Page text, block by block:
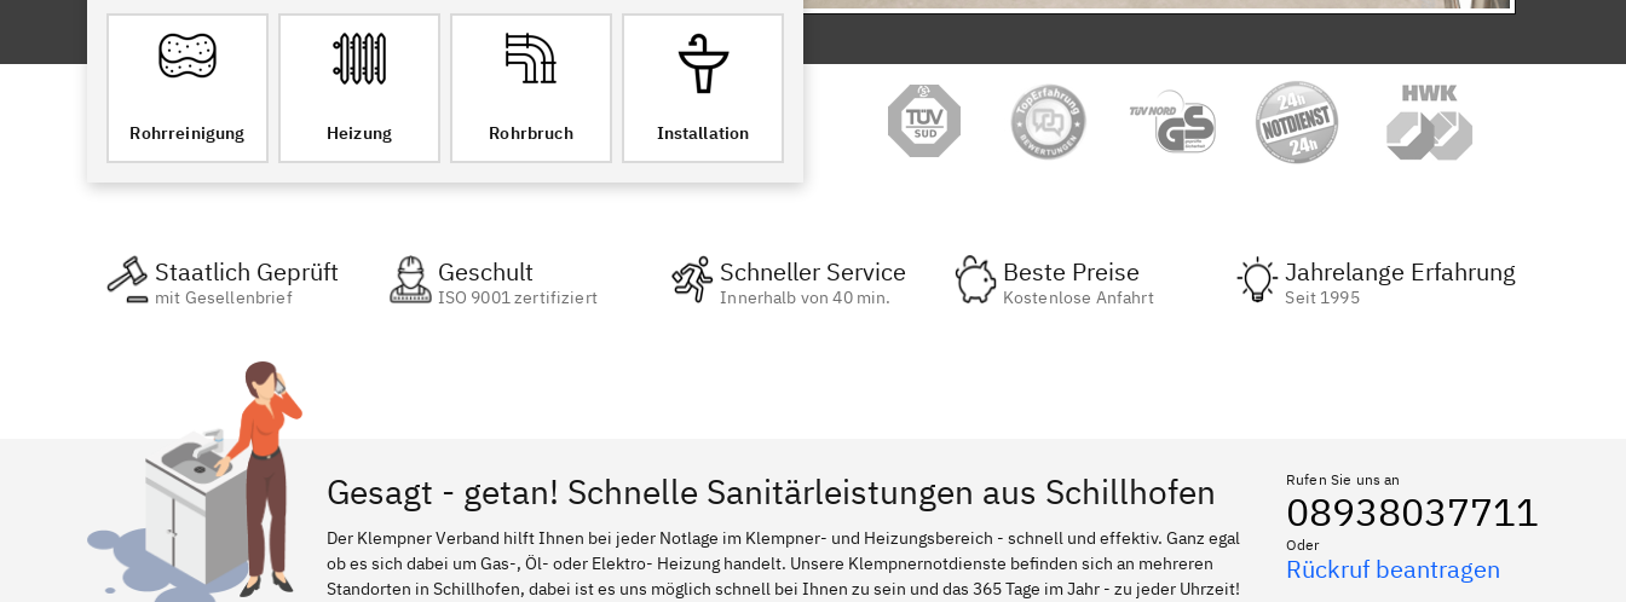
Rohrreinigung Heizung Rohrbruch Installation
Staatlich Geprüft
mit Gesellenbrief
Geschult
ISO 9001 zertifiziert
Schneller Service
Innerhalb von 40 min.
Beste Preise
Kostenlose Anfahrt
Jahrelange Erfahrung
Seit 1995
Gesagt - getan! Schnelle Sanitärleistungen aus Schillhofen
Der Klempner Verband hilft Ihnen bei jeder Notlage im Klempner- und Heizungsbereich - schnell und effektiv. Ganz egal
ob es sich dabei um Gas-, Öl- oder Elektro- Heizung handelt. Unsere Klempnernotdienste befinden sich an mehreren
Standorten in Schillhofen, dabei ist es uns möglich schnell bei Ihnen zu sein und das 365 Tage im Jahr - zu jeder Uhrzeit!
Rufen Sie uns an
08938037711
Oder
Rückruf beantragen